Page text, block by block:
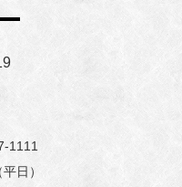
1111
日）